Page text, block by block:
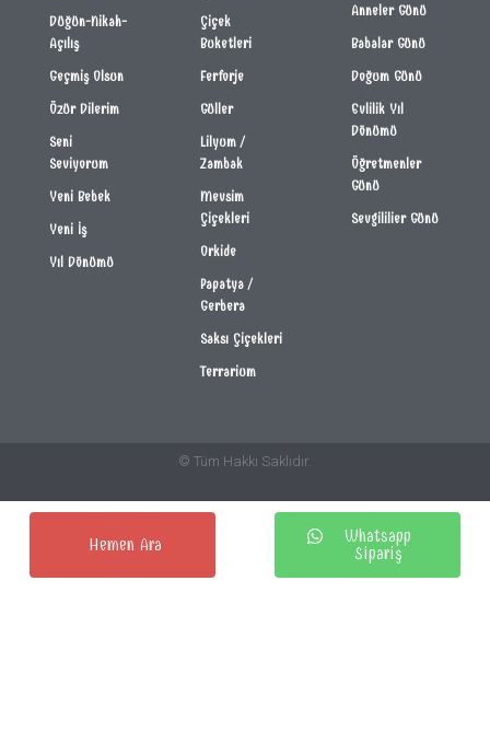
Düğün-Nikah-
Açılış
Geçmiş Olsun
Özür Dilerim
Seni
Seviyorum
Yeni Bebek
Yeni İş
Yıl Dönümü
Çiçek
Buketleri
Ferforje
Güller
Lilyum /
Zambak
Mevsim
Çiçekleri
Orkide
Papatya /
Gerbera
Saksı Çiçekleri
Terrarium
Anneler Günü
Babalar Günü
Doğum Günü
Evlilik Yıl
Dönümü
Öğretmenler
Günü
Sevgililier Günü
© Tüm Hakkı Saklıdır.
Hemen Ara
Whatsapp
Sipariş